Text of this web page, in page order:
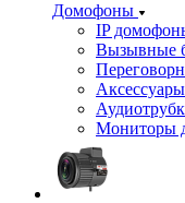
Домофоны
IP
Вызывные
Мониторы